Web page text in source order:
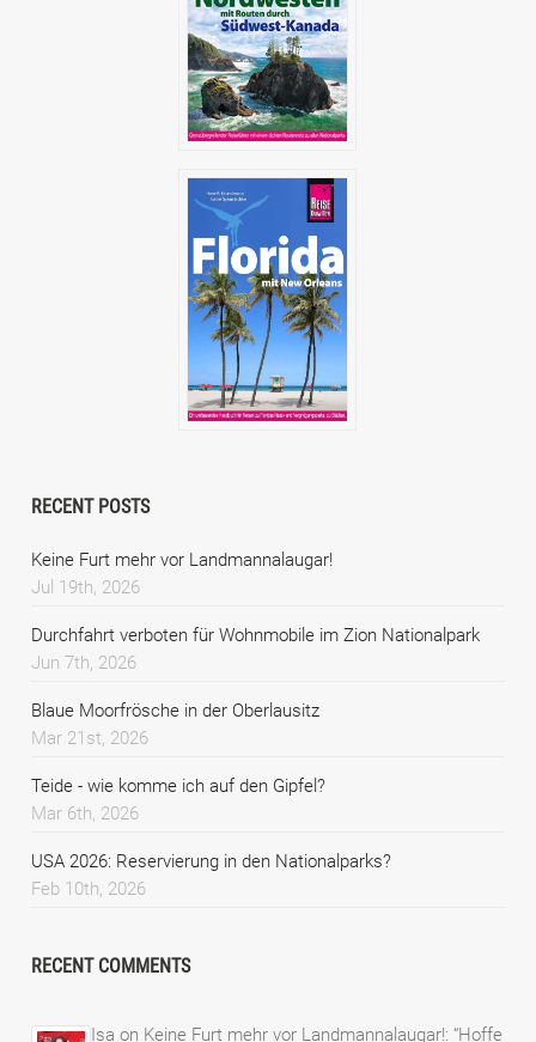
RECENT POSTS
Keine Furt mehr vor Landmannalaugar!
Jul 19th, 2026
Durchfahrt verboten für Wohnmobile im Zion Nationalpark
Jun 7th, 2026
Blaue Moorfrösche in der Oberlausitz
Mar 21st, 2026
Teide - wie komme ich auf den Gipfel?
Mar 6th, 2026
USA 2026: Reservierung in den Nationalparks?
Feb 10th, 2026
RECENT COMMENTS
Isa on Keine Furt mehr vor Landmannalaugar!: “Hoffe